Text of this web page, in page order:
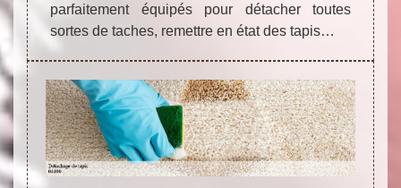
parfaitement équipés pour détacher toutes
sortes de taches, remettre en état des tapis…